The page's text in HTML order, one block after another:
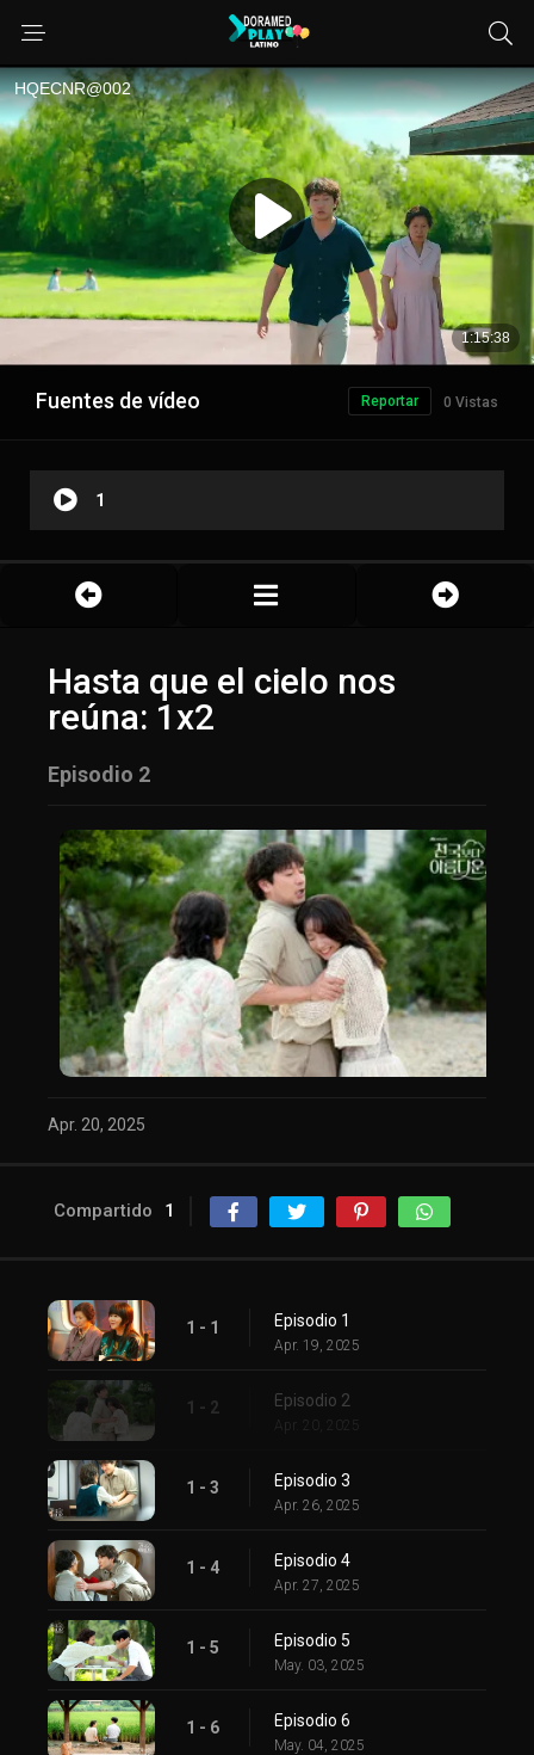
Fuentes de vídeo 0 Vistas
Reportar
1
Hasta que el cielo nos
reúna: 1x2
Episodio 2
Apr. 20, 2025
Compartido 1
1 - 1 Episodio 1
Apr. 19, 2025
1 - 2 Episodio 2
Apr. 20, 2025
1 - 3 Episodio 3
Apr. 26, 2025
1 - 4 Episodio 4
Apr. 27, 2025
1 - 5 Episodio 5
May. 03, 2025
1 - 6 Episodio 6
May. 04, 2025